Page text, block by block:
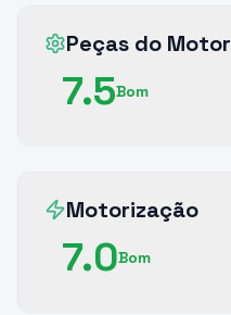
Peças do Motor
7.5Bom
Motorização
7.0Bom